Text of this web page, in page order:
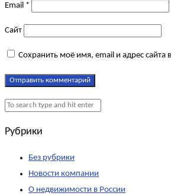
Email *
Сайт
Сохранить моё имя, email и адрес
Рубрики
Без рубрики
Новости компании
О недвижимости в России